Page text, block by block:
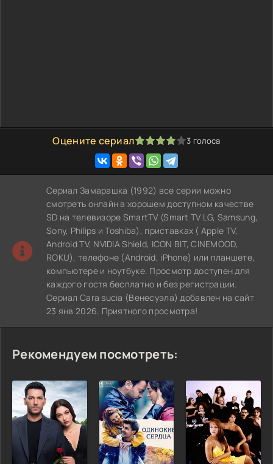
Оцените сериал
1 2 3 4 5 3 голоса
Сериал Замарашка (1992) все серии можно
смотреть онлайн в хорошем доступном качестве
SD на телевизоре SmartTV (Smart TV LG, Samsung,
Sony, Philips и Toshiba), приставках ( Apple TV,
Android TV, NVIDIA Shield, ICON BIT, CINEMOOD,
ROKU), телефоне (Android, iPhone) или планшете,
компьютере и ноутбуке. Просмотр доступен для
каждого гостя бесплатно и без регистрации.
Сериал Cara sucia (Венесуэла) добавлен на сайт
23 янв 2026. Приятного просмотра!
Рекомендуем посмотреть: